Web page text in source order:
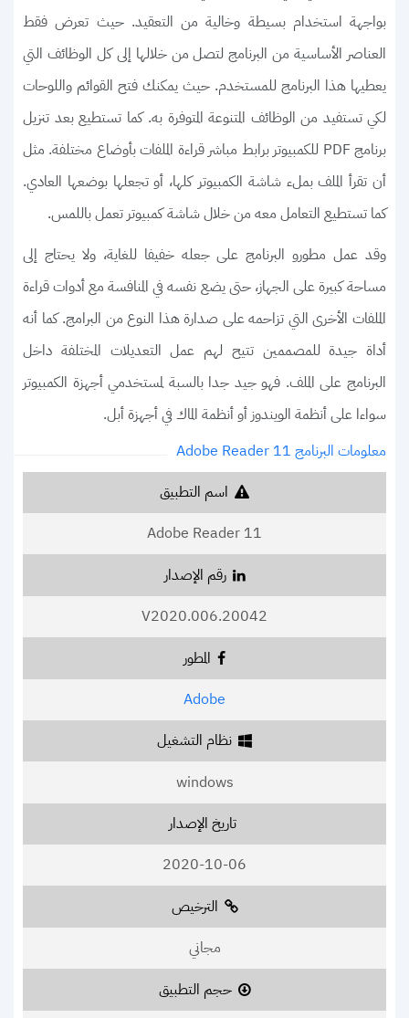
بواجهة استخدام بسيطة وخالية من التعقيد. حيث تعرض فقط
العناصر الأساسية من البرنامج لتصل من خلالها إلى كل الوظائف التي
يعطيها هذا البرنامج للمستخدم. حيث يمكنك فتح القوائم واللوحات
لكي تستفيد من الوظائف المتنوعة المتوفرة به. كما تستطيع بعد تنزيل
برنامج PDF للكمبيوتر برابط مباشر قراءة الملفات بأوضاع مختلفة. مثل
أن تقرأ الملف بملء شاشة الكمبيوتر كلها، أو تجعلها بوضعها العادي.
كما تستطيع التعامل معه من خلال شاشة كمبيوتر تعمل باللمس.
وقد عمل مطورو البرنامج على جعله خفيفا للغاية، ولا يحتاج إلى
مساحة كبيرة على الجهاز، حتى يضع نفسه في المنافسة مع أدوات قراءة
الملفات الأخرى التي تزاحمه على صدارة هذا النوع من البرامج. كما أنه
أداة جيدة للمصممين تتيح لهم عمل التعديلات المختلفة داخل
البرنامج على الملف. فهو جيد جدا بالسبة لمستخدمي أجهزة الكمبيوتر
سواءا على أنظمة الويندوز أو أنظمة الماك في أجهزة أبل.
معلومات البرنامج Adobe Reader 11
اسم التطبيق
Adobe Reader 11
رقم الإصدار
V2020.006.20042
المطور
Adobe
نظام التشغيل
windows
تاريخ الإصدار
2020-10-06
الترخيص
مجاني
حجم التطبيق